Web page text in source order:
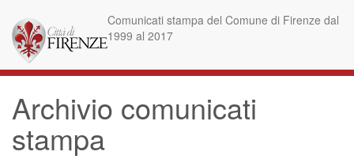
contenuto
principale
Comunicati stampa del Comune di Firenze dal
1999 al 2017
Archivio comunicati
stampa